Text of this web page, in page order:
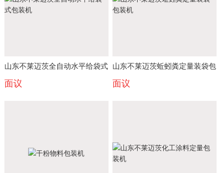
山东不莱迈茨全自动水平给袋式
包装机
面议
山东不莱迈茨蚯蚓粪定量装袋包
装机
面议